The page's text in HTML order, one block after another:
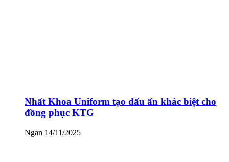
Nhất Khoa Uniform tạo dấu ấn khác biệt cho
đồng phục KTG
Ngan 14/11/2025